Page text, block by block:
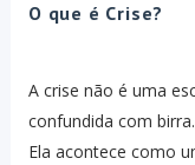
O que é Crise?
A crise não é uma
confundida com birra.
Ela acontece como